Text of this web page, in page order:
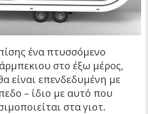
ένα πτυσσόμενο
στο έξω μέρος,
είναι επενδεδυμένη με
– ίδιο με αυτό που
στα γιοτ.